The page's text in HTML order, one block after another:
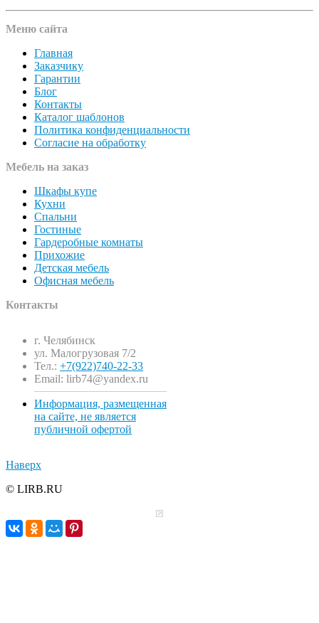
Меню сайта
Главная
Заказчику
Гарантии
Блог
Контакты
Каталог шаблонов
Политика конфиденциальности
Согласие на обработку
Мебель на заказ
Шкафы купе
Кухни
Спальни
Гостиные
Гардеробные комнаты
Прихожие
Детская мебель
Офисная мебель
Контакты
г. Челябинск
ул. Малогрузовая 7/2
Тел.: +7(922)740-22-33
Email: lirb74@yandex.ru
Информация, размещенная
на сайте, не является
публичной офертой
Наверх
© LIRB.RU